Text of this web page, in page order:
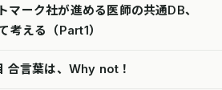
マーク社が進める医師の共通DB、
考える（Part1）
合言葉は、Why not！